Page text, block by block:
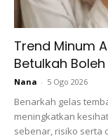
“Sakit di kaki
dari jantung,
bahawa terdapat
kadiovaskular,”
Trend Minum
Betulkah
Nana - 5 Ogo 2026
Benarkah gelas
meningkatkan
sebenar, risiko serta